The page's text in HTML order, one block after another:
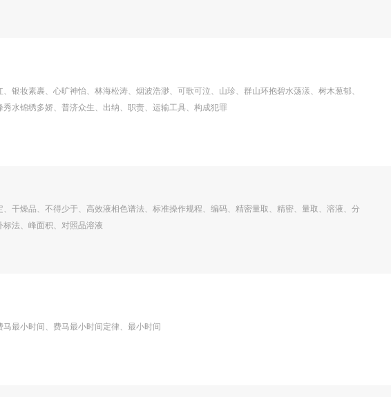
银妆素裹、心旷神怡、林海松涛、烟波浩渺、可歌可泣、山珍、群山环抱碧水荡漾、树木葱郁、
秀水锦绣多娇、普济众生、出纳、职责、运输工具、构成犯罪
干燥品、不得少于、高效液相色谱法、标准操作规程、编码、精密量取、精密、量取、溶液、分
法、峰面积、对照品溶液
最小时间、费马最小时间定律、最小时间